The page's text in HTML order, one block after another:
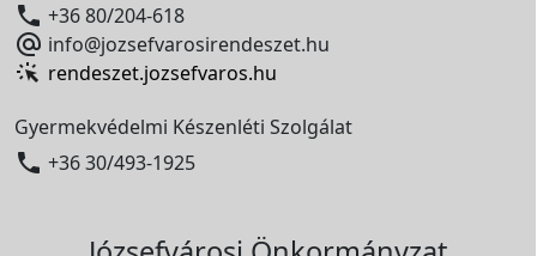
 +36 80/204-618
 info@jozsefvarosirendeszet.hu
rendeszet.jozsefvaros.hu
Gyermekvédelmi Készenléti Szolgálat
 +36 30/493-1925